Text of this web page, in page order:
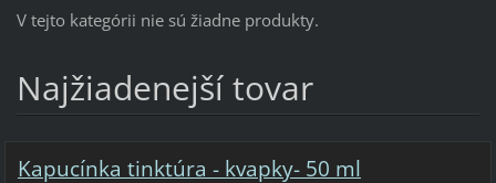
V tejto kategórii nie sú žiadne produkty.
Najžiadenejší tovar
Kapucínka tinktúra - kvapky- 50 ml